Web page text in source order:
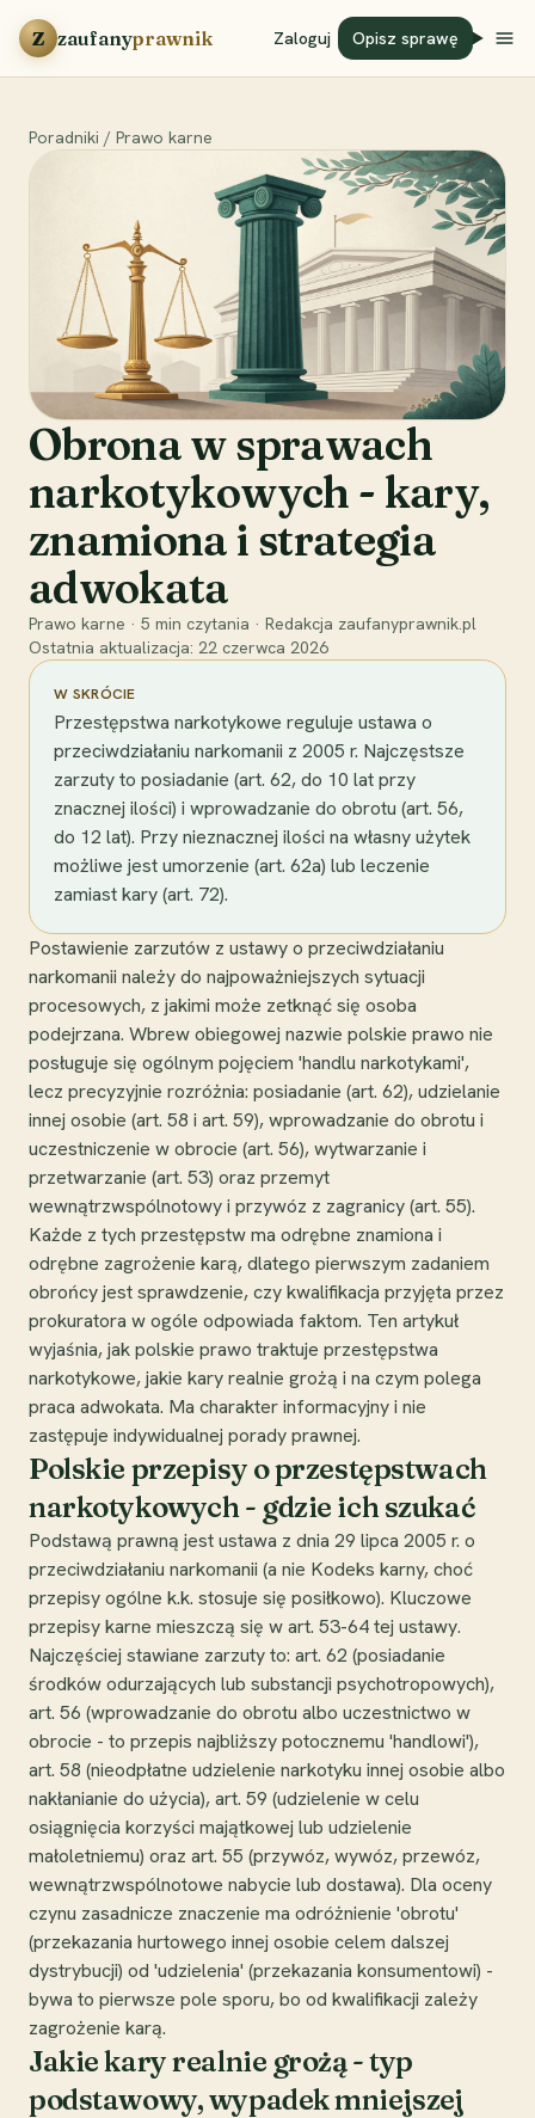
Przejdź do treści
Z zaufanyprawnik Zaloguj Opisz sprawę
Poradniki / Prawo karne
Obrona w sprawach
narkotykowych - kary,
znamiona i strategia
adwokata
Prawo karne · 5 min czytania · Redakcja zaufanyprawnik.pl
Ostatnia aktualizacja: 22 czerwca 2026
W SKRÓCIE
Przestępstwa narkotykowe reguluje ustawa o
przeciwdziałaniu narkomanii z 2005 r. Najczęstsze
zarzuty to posiadanie (art. 62, do 10 lat przy
znacznej ilości) i wprowadzanie do obrotu (art. 56,
do 12 lat). Przy nieznacznej ilości na własny użytek
możliwe jest umorzenie (art. 62a) lub leczenie
zamiast kary (art. 72).
Postawienie zarzutów z ustawy o przeciwdziałaniu
narkomanii należy do najpoważniejszych sytuacji
procesowych, z jakimi może zetknąć się osoba
podejrzana. Wbrew obiegowej nazwie polskie prawo nie
posługuje się ogólnym pojęciem 'handlu narkotykami',
lecz precyzyjnie rozróżnia: posiadanie (art. 62), udzielanie
innej osobie (art. 58 i art. 59), wprowadzanie do obrotu i
uczestniczenie w obrocie (art. 56), wytwarzanie i
przetwarzanie (art. 53) oraz przemyt
wewnątrzwspólnotowy i przywóz z zagranicy (art. 55).
Każde z tych przestępstw ma odrębne znamiona i
odrębne zagrożenie karą, dlatego pierwszym zadaniem
obrońcy jest sprawdzenie, czy kwalifikacja przyjęta przez
prokuratora w ogóle odpowiada faktom. Ten artykuł
wyjaśnia, jak polskie prawo traktuje przestępstwa
narkotykowe, jakie kary realnie grożą i na czym polega
praca adwokata. Ma charakter informacyjny i nie
zastępuje indywidualnej porady prawnej.
Polskie przepisy o przestępstwach
narkotykowych - gdzie ich szukać
Podstawą prawną jest ustawa z dnia 29 lipca 2005 r. o
przeciwdziałaniu narkomanii (a nie Kodeks karny, choć
przepisy ogólne k.k. stosuje się posiłkowo). Kluczowe
przepisy karne mieszczą się w art. 53-64 tej ustawy.
Najczęściej stawiane zarzuty to: art. 62 (posiadanie
środków odurzających lub substancji psychotropowych),
art. 56 (wprowadzanie do obrotu albo uczestnictwo w
obrocie - to przepis najbliższy potocznemu 'handlowi'),
art. 58 (nieodpłatne udzielenie narkotyku innej osobie albo
nakłanianie do użycia), art. 59 (udzielenie w celu
osiągnięcia korzyści majątkowej lub udzielenie
małoletniemu) oraz art. 55 (przywóz, wywóz, przewóz,
wewnątrzwspólnotowe nabycie lub dostawa). Dla oceny
czynu zasadnicze znaczenie ma odróżnienie 'obrotu'
(przekazania hurtowego innej osobie celem dalszej
dystrybucji) od 'udzielenia' (przekazania konsumentowi) -
bywa to pierwsze pole sporu, bo od kwalifikacji zależy
zagrożenie karą.
Jakie kary realnie grożą - typ
podstawowy, wypadek mniejszej